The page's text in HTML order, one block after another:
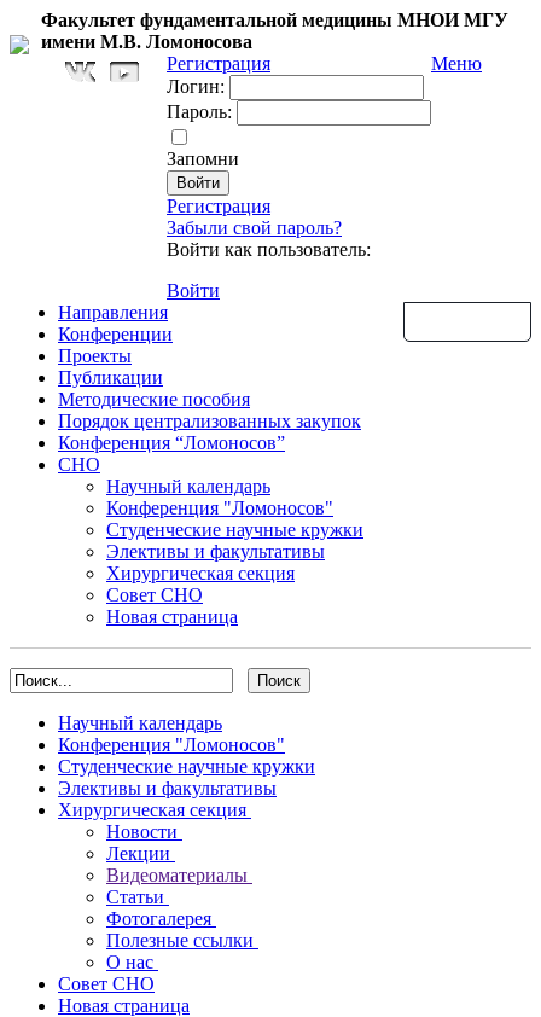
Факультет фундаментальной медицины МНОИ МГУ
имени М.В. Ломоносова
Регистрация
Логин:
Пароль:
Запомни
Регистрация
Забыли свой пароль?
Войти как пользователь:
Войти
Меню
Направления
Конференции
Проекты
Публикации
Методические пособия
Порядок централизованных закупок
Конференция “Ломоносов”
СНО
Научный календарь
Конференция "Ломоносов"
Студенческие научные кружки
Элективы и факультативы
Хирургическая секция
Совет СНО
Новая страница
Научный календарь
Конференция "Ломоносов"
Студенческие научные кружки
Элективы и факультативы
Хирургическая секция
Новости
Лекции
Видеоматериалы
Статьи
Фотогалерея
Полезные ссылки
О нас
Совет СНО
Новая страница